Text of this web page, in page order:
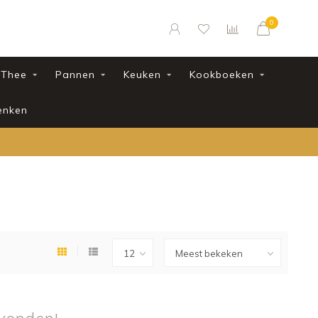
0
Thee Pannen Keuken Kookboeken